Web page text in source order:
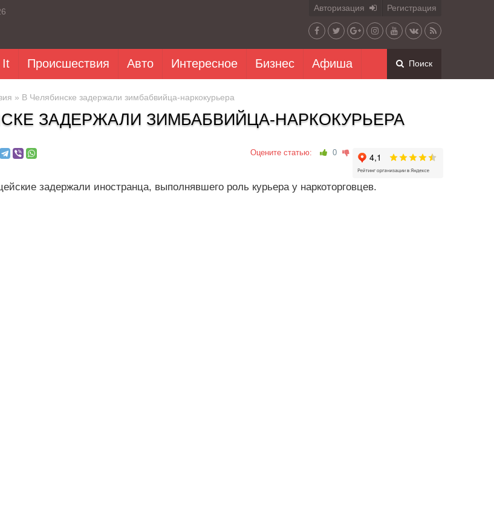
Авторизация Регистрация
It Происшествия Авто Интересное Бизнес Афиша Поиск
» В Челябинске задержали зимбабвийца-наркокурьера
ЗАДЕРЖАЛИ ЗИМБАБВИЙЦА-НАРКОКУРЬЕРА
Оцените статью: 0
задержали иностранца, выполнявшего роль курьера у наркоторговцев.